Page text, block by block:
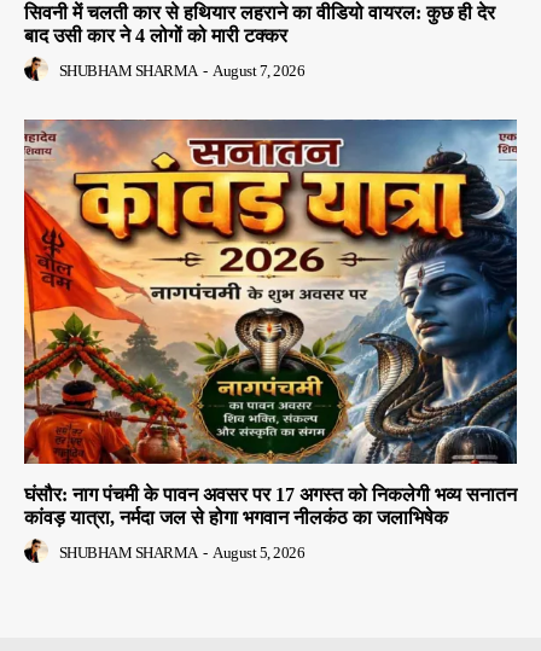
सिवनी में चलती कार से हथियार लहराने का वीडियो वायरल: कुछ ही देर
बाद उसी कार ने 4 लोगों को मारी टक्कर
SHUBHAM SHARMA - August 7, 2026
घंसौर: नाग पंचमी के पावन अवसर पर 17 अगस्त को निकलेगी भव्य सनातन
कांवड़ यात्रा, नर्मदा जल से होगा भगवान नीलकंठ का जलाभिषेक
SHUBHAM SHARMA - August 5, 2026